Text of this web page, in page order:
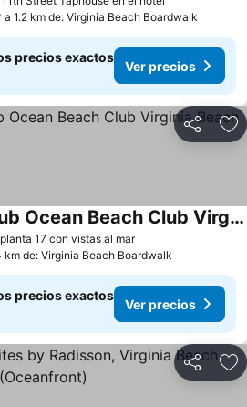
a 1.2 km de: Virginia Beach Boardwalk
precios exactos
Ver precios
Compartir
17 con vistas al mar
Hilton Vacation Club Ocean Beach Club Virginia Beach
km de: Virginia Beach Boardwalk
precios exactos
Ver precios
Compartir